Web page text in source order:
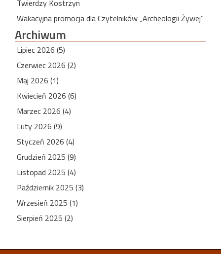
Twierdzy Kostrzyn
Wakacyjna promocja dla Czytelników „Archeologii Żywej”
Archiwum
Lipiec 2026 (5)
Czerwiec 2026 (2)
Maj 2026 (1)
Kwiecień 2026 (6)
Marzec 2026 (4)
Luty 2026 (9)
Styczeń 2026 (4)
Grudzień 2025 (9)
Listopad 2025 (4)
Październik 2025 (3)
Wrzesień 2025 (1)
Sierpień 2025 (2)